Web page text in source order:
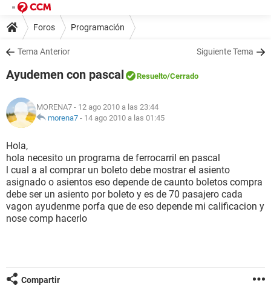
Foros Programación
Tema Anterior Siguiente Tema
Ayudemen con pascal Resuelto/Cerrado
MORENA7 - 12 ago 2010 a las 23:44
morena7 - 14 ago 2010 a las 01:45
Hola,
hola necesito un programa de ferrocarril en pascal
l cual a al comprar un boleto debe mostrar el asiento
asignado o asientos eso depende de caunto boletos compra
debe ser un asiento por boleto y es de 70 pasajero cada
vagon ayudenme porfa que de eso depende mi calificacion y
nose comp hacerlo
Compartir